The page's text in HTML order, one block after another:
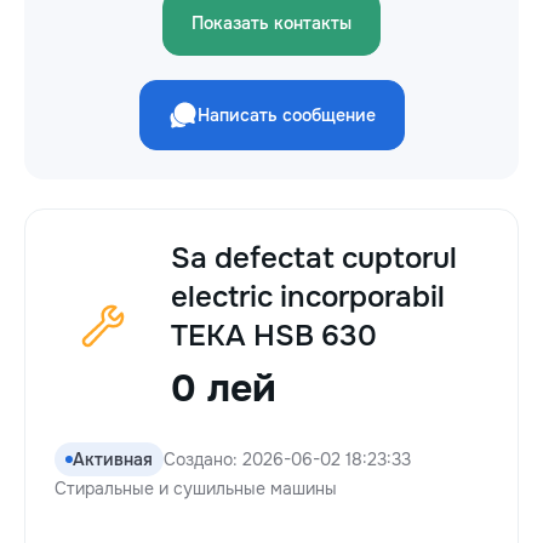
Показать контакты
Написать сообщение
Sa defectat cuptorul
electric incorporabil
TEKA HSB 630
0 лей
Активная Создано: 2026-06-02 18:23:33
Стиральные и сушильные машины